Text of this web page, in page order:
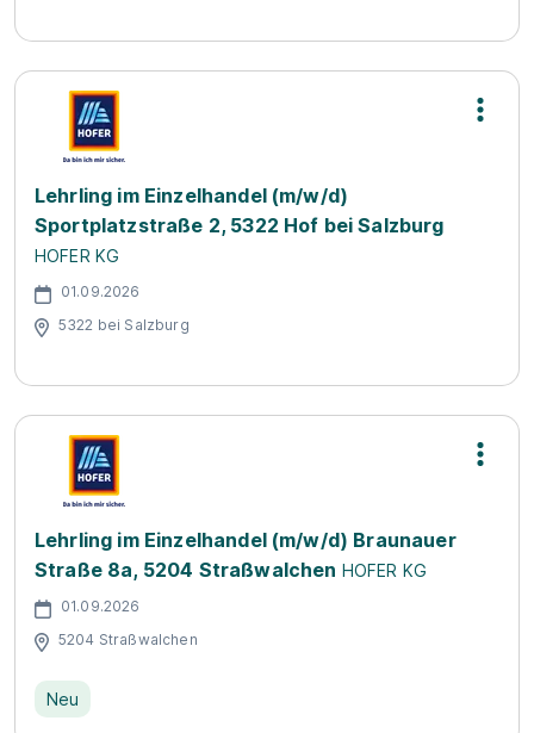
Lehrling im Einzelhandel (m/w/d)
Sportplatzstraße 2, 5322 Hof bei Salzburg
HOFER KG
01.09.2026
5322 bei Salzburg
Lehrling im Einzelhandel (m/w/d) Braunauer
Straße 8a, 5204 Straßwalchen HOFER KG
01.09.2026
5204 Straßwalchen
Neu